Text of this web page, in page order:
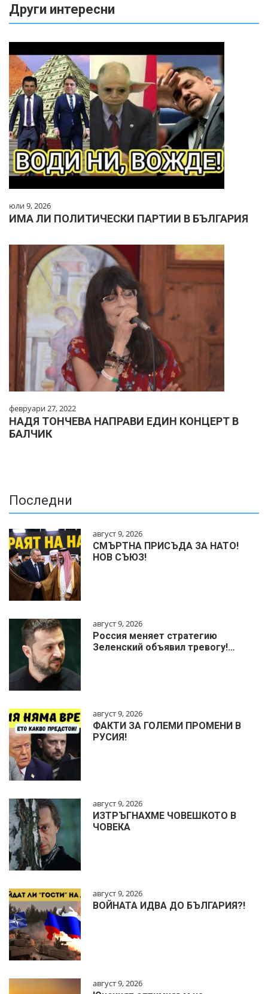
Други интересни
юли 9, 2026
ИМА ЛИ ПОЛИТИЧЕСКИ ПАРТИИ В БЪЛГАРИЯ
февруари 27, 2022
НАДЯ ТОНЧЕВА НАПРАВИ ЕДИН КОНЦЕРТ В
БАЛЧИК
Последни
август 9, 2026
СМЪРТНА ПРИСЪДА ЗА НАТО!
НОВ СЪЮЗ!
август 9, 2026
Россия меняет стратегию
Зеленский объявил тревогу!…
август 9, 2026
ФАКТИ ЗА ГОЛЕМИ ПРОМЕНИ В
РУСИЯ!
август 9, 2026
ИЗТРЪГНАХМЕ ЧОВЕШКОТО В
ЧОВЕКА
август 9, 2026
ВОЙНАТА ИДВА ДО БЪЛГАРИЯ?!
август 9, 2026